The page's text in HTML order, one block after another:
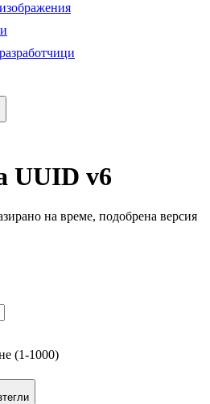
UUID v6
на време, подобрена версия
(1-1000)